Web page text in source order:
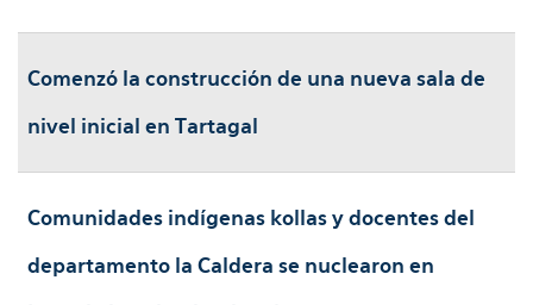
Comenzó la construcción de una nueva sala de
nivel inicial en Tartagal
Comunidades indígenas kollas y docentes del
departamento la Caldera se nuclearon en